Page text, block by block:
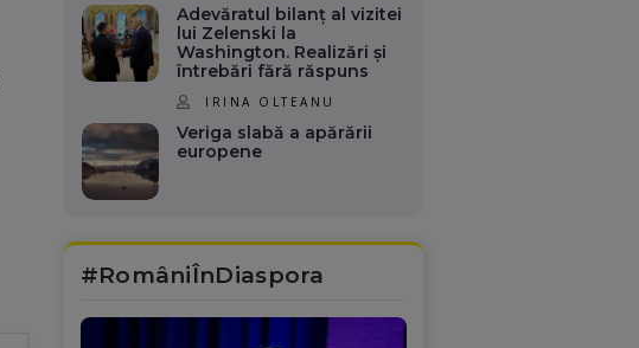
Adevăratul bilanț al vizitei
lui Zelenski la
Washington. Realizări și
întrebări fără răspuns
IRINA OLTEANU
Veriga slabă a apărării
europene
#RomâniÎnDiaspora